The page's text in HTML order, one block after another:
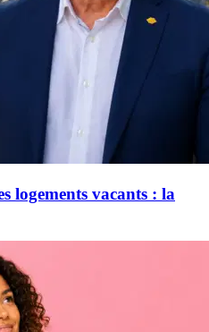
logements vacants : la